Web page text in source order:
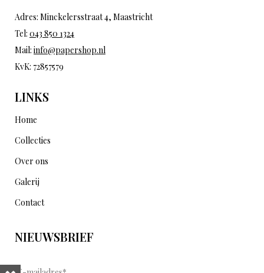
Adres: Minckelersstraat 4, Maastricht
Tel: 043 850 1324
Mail: info@papershop.nl
KvK: 72857579
LINKS
Home
Collecties
Over ons
Galerij
Contact
NIEUWSBRIEF
E